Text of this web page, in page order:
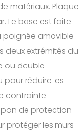
matériaux. Plaque
Le base est faite
poignée amovible
deux extrémités du
ou double
pour réduire les
contrainte
de protection
protéger les murs